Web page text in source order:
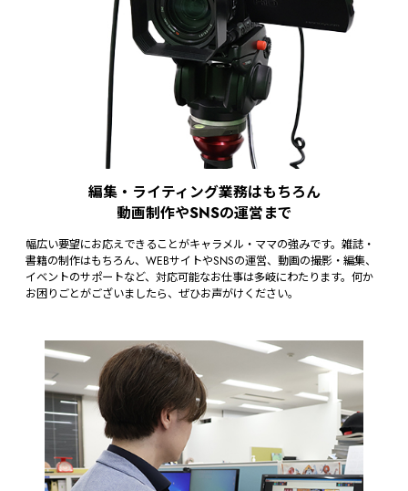
編集・ライティング業務はもちろん
動画制作やSNSの運営まで
幅広い要望にお応えできることがキャラメル・ママの強みです。雑誌・
書籍の制作はもちろん、WEBサイトやSNSの運営、動画の撮影・編集、
イベントのサポートなど、対応可能なお仕事は多岐にわたります。何か
お困りごとがございましたら、ぜひお声がけください。